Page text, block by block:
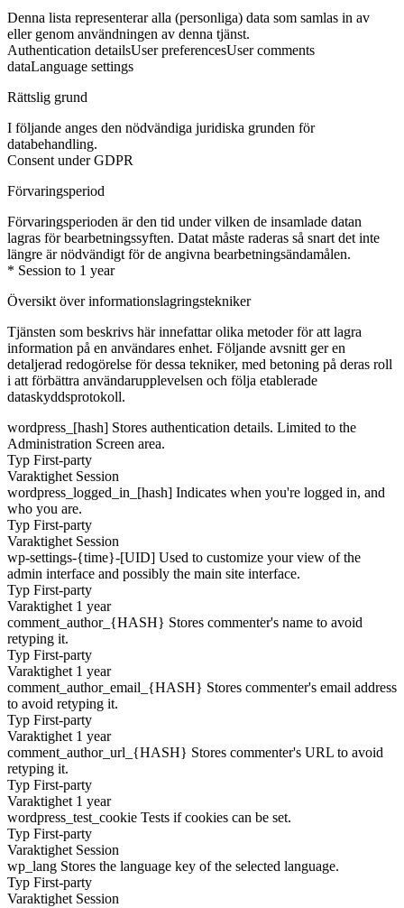
Denna lista representerar alla (personliga) data som samlas in av
eller genom användningen av denna tjänst.
Authentication detailsUser preferencesUser comments
dataLanguage settings
Rättslig grund
I följande anges den nödvändiga juridiska grunden för
databehandling.
Consent under GDPR
Förvaringsperiod
Förvaringsperioden är den tid under vilken de insamlade datan
lagras för bearbetningssyften. Datat måste raderas så snart det inte
längre är nödvändigt för de angivna bearbetningsändamålen.
* Session to 1 year
Översikt över informationslagringstekniker
Tjänsten som beskrivs här innefattar olika metoder för att lagra
information på en användares enhet. Följande avsnitt ger en
detaljerad redogörelse för dessa tekniker, med betoning på deras roll
i att förbättra användarupplevelsen och följa etablerade
dataskyddsprotokoll.
wordpress_[hash] Stores authentication details. Limited to the
Administration Screen area.
Typ First-party
Varaktighet Session
wordpress_logged_in_[hash] Indicates when you're logged in, and
who you are.
Typ First-party
Varaktighet Session
wp-settings-{time}-[UID] Used to customize your view of the
admin interface and possibly the main site interface.
Typ First-party
Varaktighet 1 year
comment_author_{HASH} Stores commenter's name to avoid
retyping it.
Typ First-party
Varaktighet 1 year
comment_author_email_{HASH} Stores commenter's email address
to avoid retyping it.
Typ First-party
Varaktighet 1 year
comment_author_url_{HASH} Stores commenter's URL to avoid
retyping it.
Typ First-party
Varaktighet 1 year
wordpress_test_cookie Tests if cookies can be set.
Typ First-party
Varaktighet Session
wp_lang Stores the language key of the selected language.
Typ First-party
Varaktighet Session